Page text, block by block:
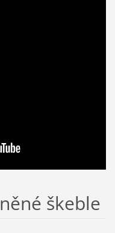
škeble